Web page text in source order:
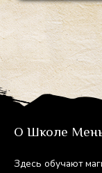
Скоро начнётся
3 курс Стихий.
До начала